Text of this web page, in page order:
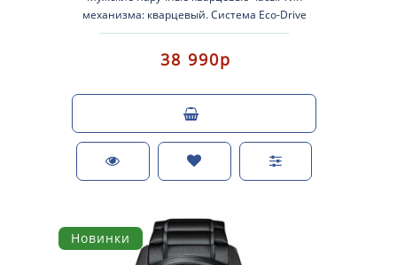
механизма: кварцевый. Система Eco-Drive
(аккумулятор с питанием от световой эне..
38 990р
Новинки